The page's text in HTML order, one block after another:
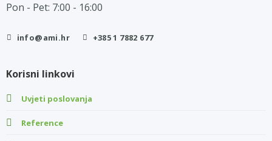
Pon - Pet: 7:00 - 16:00
info@ami.hr +385 1 7882 677
Korisni linkovi
Uvjeti poslovanja
Reference